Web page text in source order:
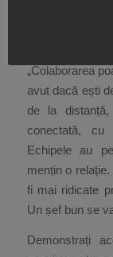
conectarea cu
se mențină
„Colaborarea
avut dacă ești
de la
conectată, cu
Echipele au
mențin o
fi mai ridicate
Un șef bun se
Demonstrați